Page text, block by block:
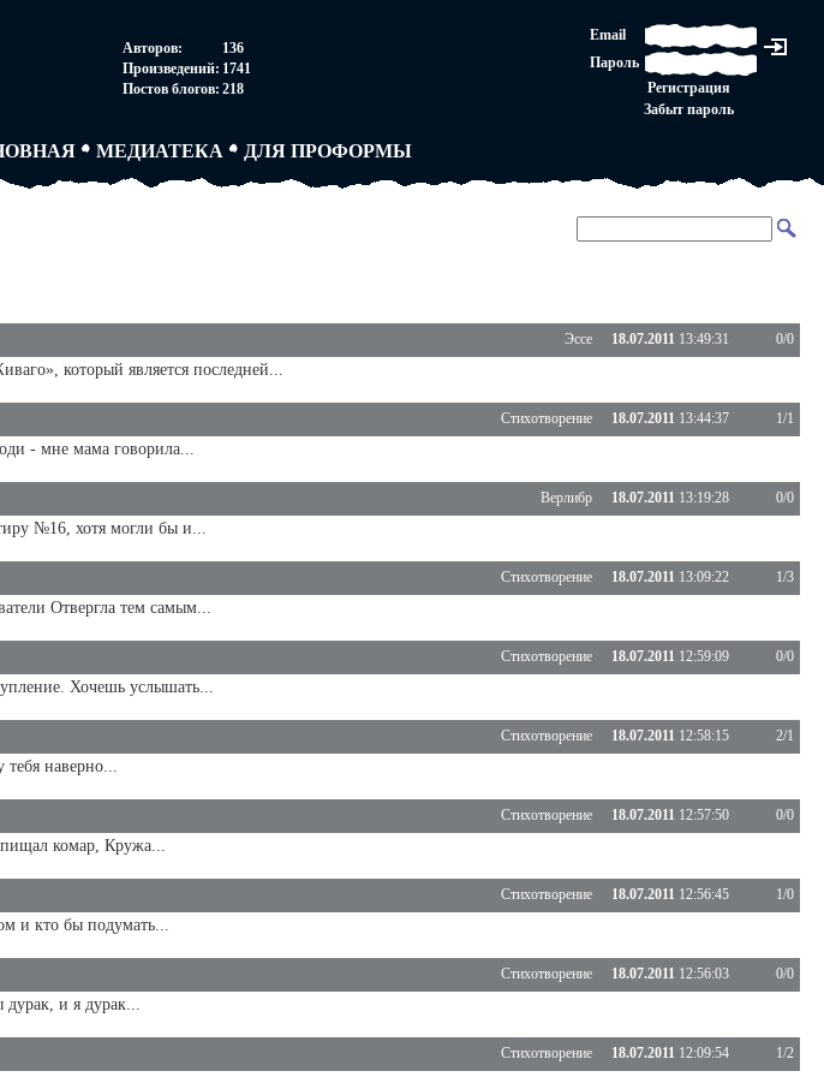
Авторов:
136
Произведений: 1741
Постов блогов: 218
Email
Пароль
Регистрация
Забыт пароль
МЕДИАТЕКА
ПАРТНЕРСТВО
ТВОРЧЕСКИЕ ГРУППЫ
ДЛЯ ПРОФОРМЫ
АВТОРСКОЕ ПРАВО
Эссе 18.07.2011 13:49:31 0/0
который является последней...
Стихотворение 18.07.2011 13:44:37 1/1
- мне мама говорила...
Верлибр 18.07.2011 13:19:28 0/0
№16, хотя могли бы и...
Стихотворение 18.07.2011 13:09:22 1/3
Отвергла тем самым...
Стихотворение 18.07.2011 12:59:09 0/0
Хочешь услышать...
Стихотворение 18.07.2011 12:58:15 2/1
тебя наверно...
Стихотворение 18.07.2011 12:57:50 0/0
комар, Кружа...
Стихотворение 18.07.2011 12:56:45 1/0
и кто бы подумать...
Стихотворение 18.07.2011 12:56:03 0/0
дурак, и я дурак...
Стихотворение 18.07.2011 12:09:54 1/2